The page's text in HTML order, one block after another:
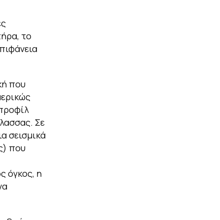
το
που
Σε
σεισμικά
που
όγκος, η